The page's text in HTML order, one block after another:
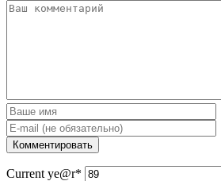
Current ye@r*